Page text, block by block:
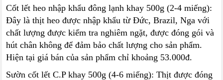
Cốt lết heo nhập khẩu đông lạnh khay 500g (2-4 miếng):
Đây là thịt heo được nhập khẩu từ Đức, Brazil, Nga với
chất lượng được kiểm tra nghiêm ngặt, được đóng gói và
hút chân không để đảm bảo chất lượng cho sản phẩm.
Hiện tại giá bán của sản phẩm chỉ khoảng 53.000đ.
Sườn cốt lết C.P khay 500g (4-6 miếng): Thịt được đóng